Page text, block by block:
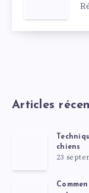
Articles
chiens
23